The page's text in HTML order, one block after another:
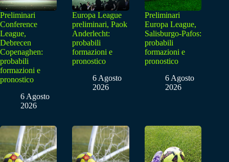
Preliminari
Conference
League,
Debrecen
Copenaghen:
probabili
formazioni e
pronostico
6 Agosto
2026
Europa League
preliminari, Paok
Anderlecht:
probabili
formazioni e
pronostico
6 Agosto
2026
Preliminari
Europa League,
Salisburgo-Pafos:
probabili
formazioni e
pronostico
6 Agosto
2026